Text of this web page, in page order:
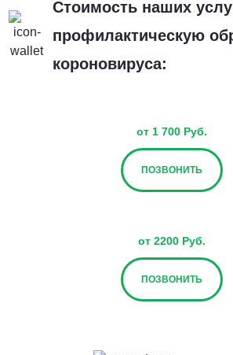
Стоимость наших
профилактическую
короновируса:
от 1 700 Руб.
ПОЗВОНИТЬ
от 2200 Руб.
ПОЗВОНИТЬ